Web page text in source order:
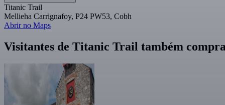
Titanic Trail
Mellieha Carrignafoy, P24 PW53, Cobh
Abrir no Maps
Visitantes de Titanic Trail também